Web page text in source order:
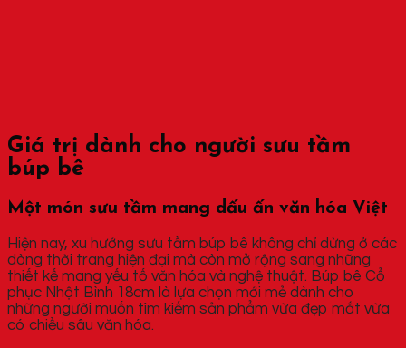
Giá trị dành cho người sưu tầm
búp bê
Một món sưu tầm mang dấu ấn văn hóa Việt
Hiện nay, xu hướng sưu tầm búp bê không chỉ dừng ở các
dòng thời trang hiện đại mà còn mở rộng sang những
thiết kế mang yếu tố văn hóa và nghệ thuật. Búp bê Cổ
phục Nhật Bình 18cm là lựa chọn mới mẻ dành cho
những người muốn tìm kiếm sản phẩm vừa đẹp mắt vừa
có chiều sâu văn hóa.